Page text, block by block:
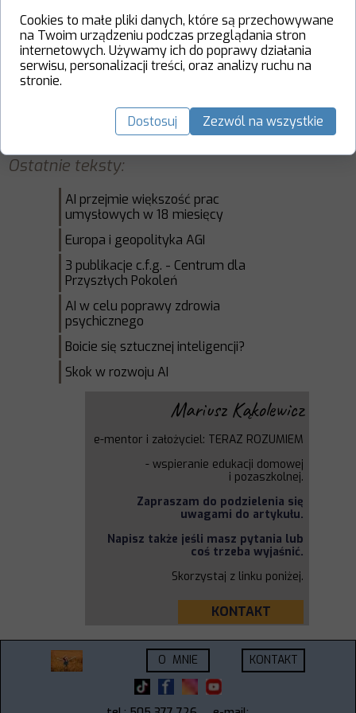
pomysl-ekspert-ma-lepsze.html?
_gl=1*vtmcg0*_ga*MTEwODI1MDUyMS4xNz
UwMDczODEw*_ga_6R71ZMJ3KN*czE3NjQ2N
zE4ODIkbzQ1JGcxJHQxNzY0NjcyMDUxJGo2MC
RsMCRoMA..*_gcl_au*MTg1NDI1ODU0MS4xNz
U5MDYxMDk1LjEyNjYxOTMxNjQuMTc2MjgwN
zA4Ni4xNzYyODA3MTM2
Ostatnie teksty:
AI przejmie większość prac
umysłowych w 18 miesięcy
Europa i geopolityka AGI
3 publikacje c.f.g. - Centrum dla
Przyszłych Pokoleń
AI w celu poprawy zdrowia
psychicznego
Boicie się sztucznej inteligencji?
Skok w rozwoju AI
Mariusz Kąkolewicz
e-mentor i założyciel: TERAZ ROZUMIEM
- wspieranie edukacji domowej
i pozaszkolnej.
Zapraszam do podzielenia się
uwagami do artykułu.
Napisz także jeśli masz pytania lub
coś trzeba wyjaśnić.
Skorzystaj z linku poniżej.
KONTAKT
O MNIE KONTAKT
Cookies to małe pliki danych, które są przechowywane
na Twoim urządzeniu podczas przeglądania stron
internetowych. Używamy ich do poprawy działania
serwisu, personalizacji treści, oraz analizy ruchu na
stronie.
Dostosuj Zezwól na wszystkie